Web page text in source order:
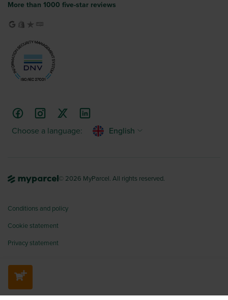
More than 1000 five-star reviews
Choose a language: English
© 2026 MyParcel. All rights reserved.
Conditions and policy
Cookie statement
Privacy statement